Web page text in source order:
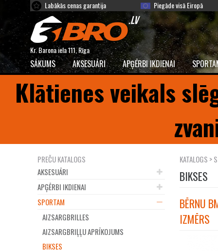
Labākās cenas garantija Piegāde visā Eiropā
Kr. Barona iela 111, Rīga
SĀKUMS AKSESUĀRI APĢĒRBI IKDIENAI
Klātienes veikals
PREČU KATALOGS
AKSESUĀRI
APĢĒRBI IKDIENAI
SPORTAM
AIZSARGBRILLES
AIZSARGBRIĻĻU APRĪKOJUMS
BIKSES
KATALOGS >
BIKSES
BĒRNU
IZMĒRS